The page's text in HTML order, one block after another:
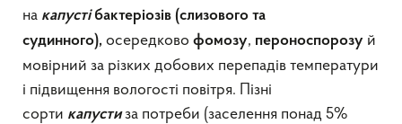
на капусті бактеріозів (слизового та
судинного), осередково фомозу, пероноспорозу й
мовірний за різких добових перепадів температури
і підвищення вологості повітря. Пізні
сорти капустиза потреби (заселення понад 5%